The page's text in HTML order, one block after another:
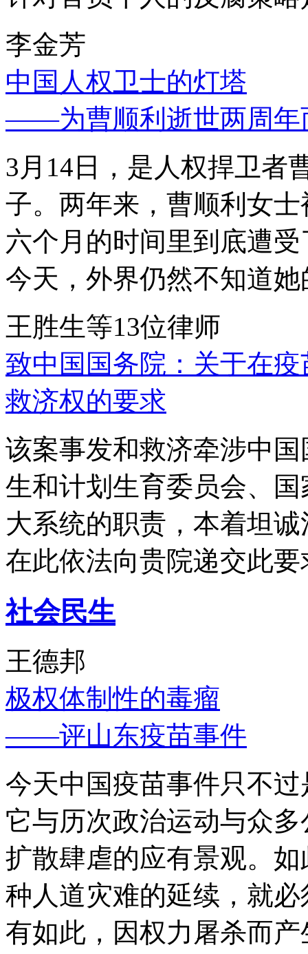
李金芳
中国人权卫士的灯塔
——为曹顺利逝世两周年
3月14日，是人权捍卫者
子。两年来，曹顺利女
六个月的时间里到底遭
今天，外界仍然不知道
王胜生等13位律师
致中国国务院：关于在
救济权的要求
该案事发和救济牵涉中
生和计划生育委员会、
大系统的职责，本着坦
在此依法向贵院递交此要
社会民生
王德邦
极权体制性的毒瘤
——评山东疫苗事件
今天中国疫苗事件只不
它与历次政治运动与众
扩散肆虐的应有景观。
种人道灾难的延续，就
有如此，因权力屠杀而